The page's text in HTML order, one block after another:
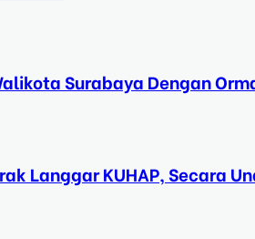
Surabaya Dengan
Langgar KUHAP, Secara